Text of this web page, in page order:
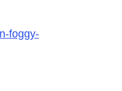
foggy-